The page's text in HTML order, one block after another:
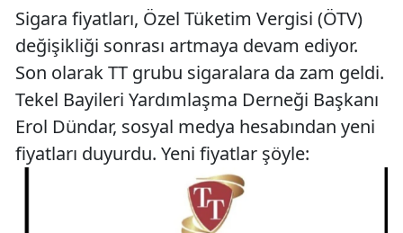
Sigara fiyatları, Özel Tüketim Vergisi (ÖTV)
değişikliği sonrası artmaya devam ediyor.
Son olarak TT grubu sigaralara da zam geldi.
Tekel Bayileri Yardımlaşma Derneği Başkanı
Erol Dündar, sosyal medya hesabından yeni
fiyatları duyurdu. Yeni fiyatlar şöyle: